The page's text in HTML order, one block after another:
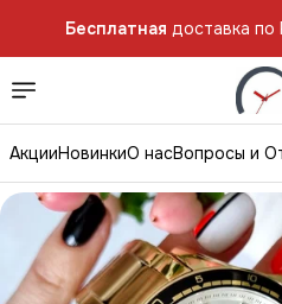
Бесплатная доставка
доставка
АкцииНовинкиО насВопросы и